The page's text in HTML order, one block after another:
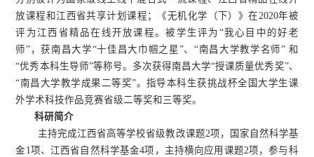
放课程和江西省共享计划课程；《无机化学（下）》在2020年被
评为江西省精品在线开放课程。被学生评为“我心目中的好老
师”，获南昌大学“十佳昌大巾帼之星”、“南昌大学教学名师” 和
“优秀本科生导师”等称号。多次获得南昌大学“授课质量优秀奖”、
“南昌大学教学成果二等奖”。指导本科生获挑战杯全国大学生课
外学术科技作品竞赛省级二等奖和三等奖。
科研简介
主持完成江西省高等学校省级教改课题2项，国家自然科学基
金1项、江西省自然科学基金4项，主持横向应用课题2项，参与科